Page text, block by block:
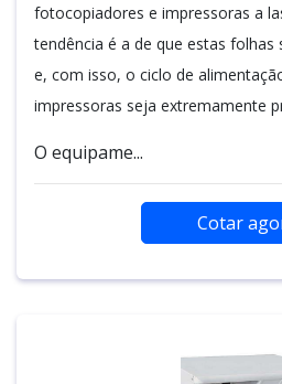
fotocopiadores e impressoras a
tendência é a de que estas
e, com isso, o ciclo de
impressoras seja extremamente
O equipame...
Cotar